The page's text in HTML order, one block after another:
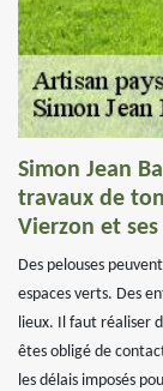
Simon Jean
travaux de
Vierzon et
Des pelouses
espaces verts. Des
lieux. Il faut réaliser
êtes obligé de
les délais imposés